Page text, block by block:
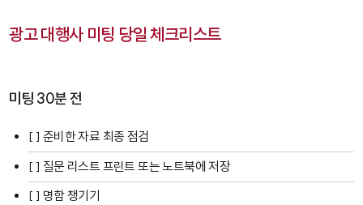
광고 대행사 미팅 당일 체크리스트
미팅 30분 전
[ ] 준비한 자료 최종 점검
[ ] 질문 리스트 프린트 또는 노트북에 저장
[ ] 명함 챙기기